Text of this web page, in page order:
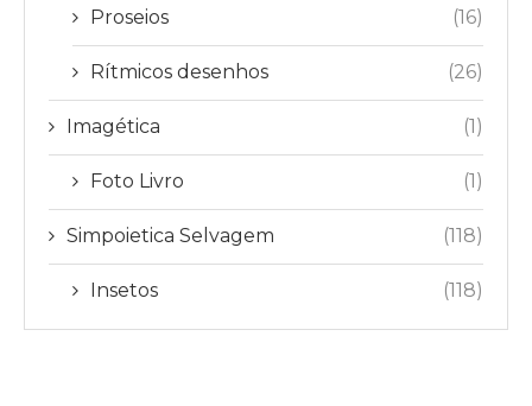
Proseios (16)
Rítmicos desenhos (26)
Imagética (1)
Foto Livro (1)
Simpoietica Selvagem (118)
Insetos (118)